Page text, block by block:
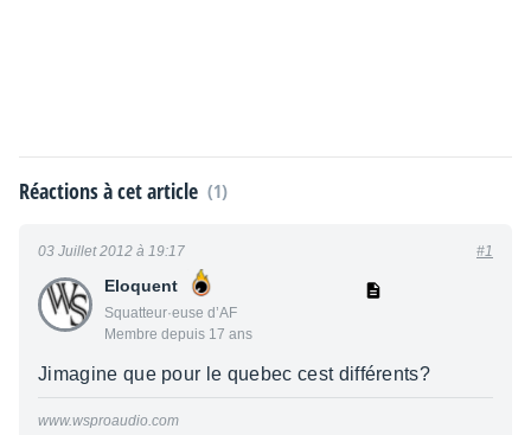
Réactions à cet article (1)
Eloquent
Squatteur·euse d’AF
Membre depuis 17 ans
03 Juillet 2012 à 19:17 #1
Jimagine que pour le quebec cest différents?
www.wsproaudio.com